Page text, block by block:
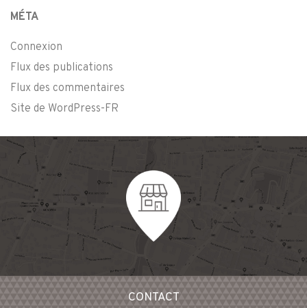
MÉTA
Connexion
Flux des publications
Flux des commentaires
Site de WordPress-FR
CONTACT